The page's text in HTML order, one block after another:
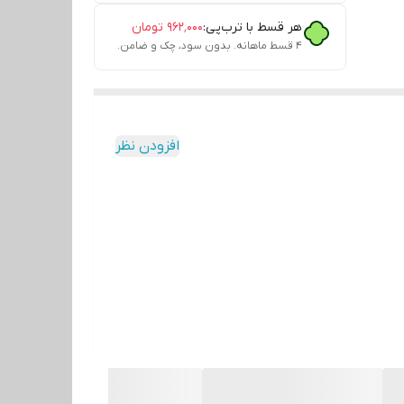
هر قسط با ترب‌پی:۹۶۲٬۰۰۰ تومان
۴ قسط ماهانه. بدون سود، چک و ضامن.
افزودن نظر